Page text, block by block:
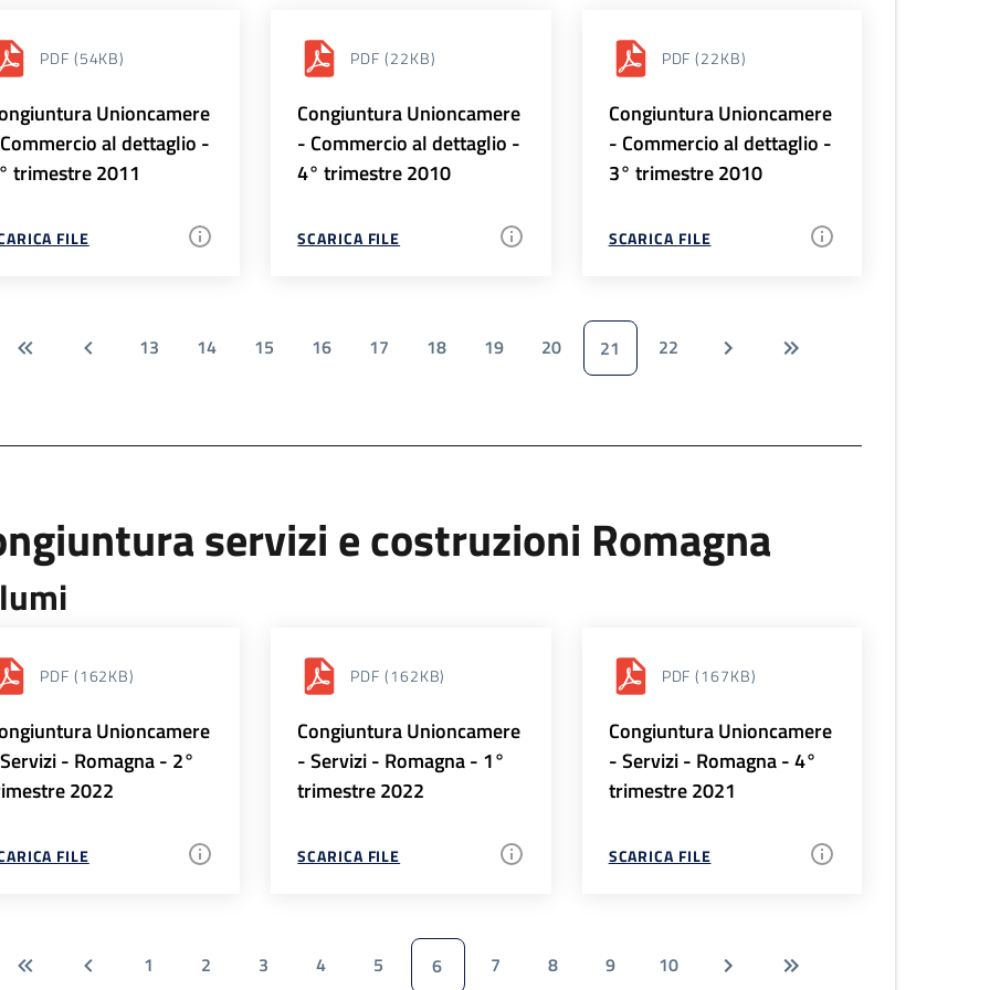
PDF (54KB)
Unioncamere
al dettaglio -
trimestre 2011
FILE
PDF (22KB)
Congiuntura Unioncamere
- Commercio al dettaglio -
4° trimestre 2010
SCARICA FILE
PDF (22KB)
Congiuntura Unioncamere
- Commercio al dettaglio -
3° trimestre 2010
SCARICA FILE
13 14 15 16 17 18 19 20 21 22
servizi e costruzioni Romagna
PDF (162KB)
Unioncamere
- Romagna - 2°
2022
FILE
PDF (162KB)
Congiuntura Unioncamere
- Servizi - Romagna - 1°
trimestre 2022
SCARICA FILE
PDF (167KB)
Congiuntura Unioncamere
- Servizi - Romagna - 4°
trimestre 2021
SCARICA FILE
1 2 3 4 5 6 7 8 9 10